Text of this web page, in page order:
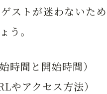
ストが迷わないた
う。
時間と開始時間）
やアクセス方法）